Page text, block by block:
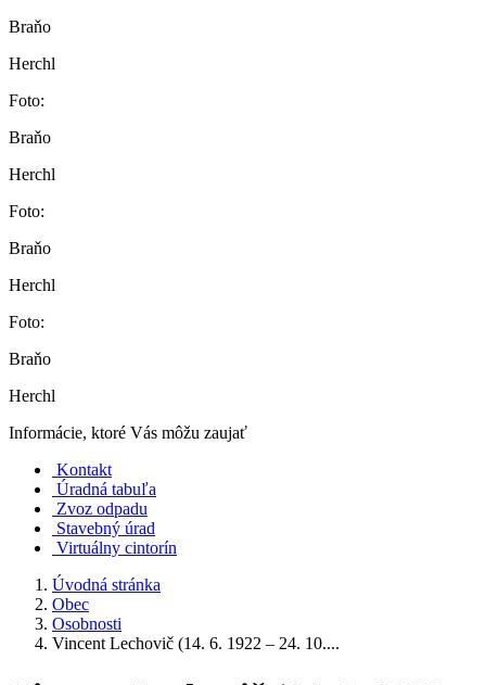
Braňo
Herchl
Foto:
Braňo
Herchl
Foto:
Braňo
Herchl
Foto:
Braňo
Herchl
Informácie, ktoré Vás môžu zaujať
Kontakt
Úradná tabuľa
Zvoz odpadu
Stavebný úrad
Virtuálny cintorín
Úvodná stránka
Obec
Osobnosti
Vincent Lechovič (14. 6. 1922 – 24. 10....